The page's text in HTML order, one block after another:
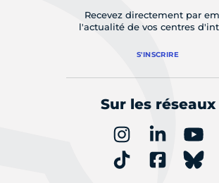
Recevez directement par
l'actualité de vos centres
S'INSCRIRE
Sur les réseaux